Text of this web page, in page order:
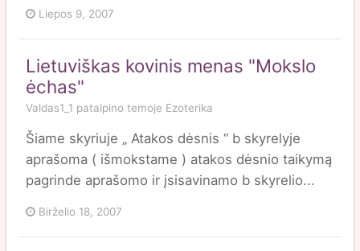
Liepos 9, 2007
Lietuviškas kovinis menas "Mokslo
ėchas"
Valdas1_1 patalpino temoje Ezoterika
Šiame skyriuje „ Atakos dėsnis “ b skyrelyje
aprašoma ( išmokstame ) atakos dėsnio taikymą
pagrinde aprašomo ir įsisavinamo b skyrelio...
Birželio 18, 2007